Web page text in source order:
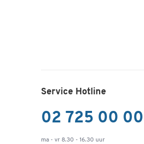
Service Hotline
02 725 00 00
ma - vr 8.30 - 16.30 uur